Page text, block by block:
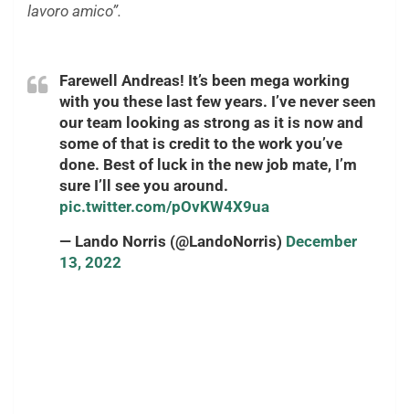
lavoro amico”.
Farewell Andreas! It’s been mega working
with you these last few years. I’ve never seen
our team looking as strong as it is now and
some of that is credit to the work you’ve
done. Best of luck in the new job mate, I’m
sure I’ll see you around.
pic.twitter.com/pOvKW4X9ua
— Lando Norris (@LandoNorris) December
13, 2022